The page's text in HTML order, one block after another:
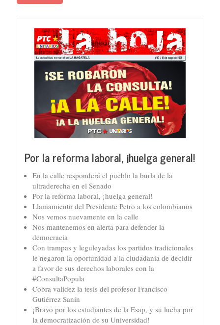
Por la reforma laboral, ¡huelga general!
En la calle responderá el pueblo la burla de la
ultraderecha en el Senado
Por la reforma laboral, ¡huelga general!
Llamamiento del Presidente Petro a los colombianos
Nos vemos nuevamente en la calle
Nos mantenemos en alerta para defender la
democracia
Con trampas y leguleyadas los partidos tradicionales
le negaron la oportunidad a la ciudadanía de decidir
a favor de sus derechos laborales con la
#ConsultaPopula
Cobra validez la tesis del profesor Francisco
Gutiérrez Sanín
¡Bravo por los estudiantes de la Esap, y su lucha por
la democratización de su Universidad!